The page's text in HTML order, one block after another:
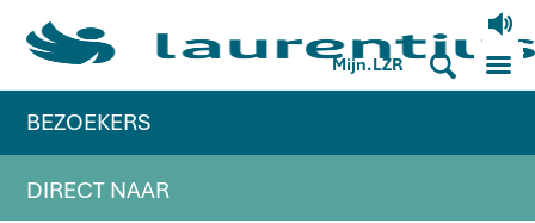
V
Mijn.LZR S M
BEZOEKERS
DIRECT NAAR